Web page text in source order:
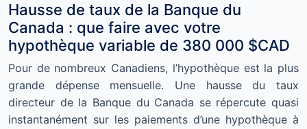
Hausse de taux de la Banque du
Canada : que faire avec votre
hypothèque variable de 380 000 $CAD
Pour de nombreux Canadiens, l’hypothèque est la plus
grande dépense mensuelle. Une hausse du taux
directeur de la Banque du Canada se répercute quasi
instantanément sur les paiements d’une hypothèque à